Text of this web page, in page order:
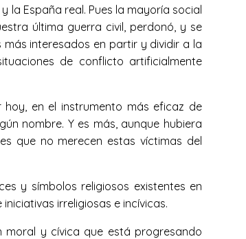
la España real. Pues la mayoría social
última guerra civil, perdonó, y se
interesados en partir y dividir a la
de conflicto artificialmente
en el instrumento más eficaz de
nombre. Y es más, aunque hubiera
que no merecen estas víctimas del
y símbolos religiosos existentes en
irreligiosas e incívicas.
moral y cívica que está progresando